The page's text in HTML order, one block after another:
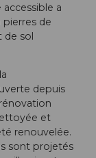
a
pierres de
de sol
depuis
et
renouvelée.
sont projetés